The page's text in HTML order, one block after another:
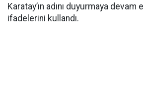
Karatay’ın adını duyurmaya devam
ifadelerini kullandı.